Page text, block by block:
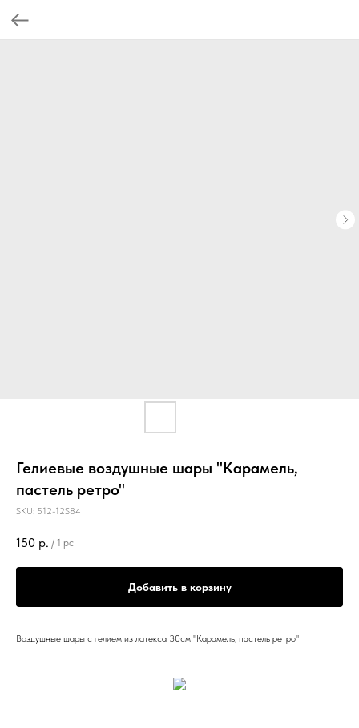
Гелиевые воздушные шары "Карамель,
пастель ретро"
SKU: 512-12S84
150 р. / 1 pc
Добавить в корзину
Воздушные шары с гелием из латекса 30см "Карамель, пастель ретро"